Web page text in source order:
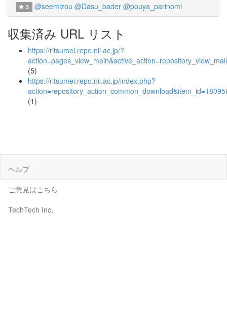
3 @seemizou @Dasu_bader @pouya_parinomi
収集済み URL リスト
https://ritsumei.repo.nii.ac.jp/?
(5)
https://ritsumei.repo.nii.ac.jp/index.php?
(1)
ヘルプ
ご意見はこちら
TechTech Inc.